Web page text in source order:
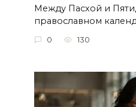
Между Пасхой и
православном
0 130